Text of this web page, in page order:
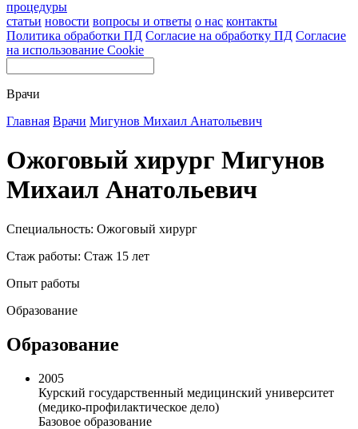
процедуры
статьи новости вопросы и ответы о нас контакты
Политика обработки ПД Согласие на обработку ПД Согласие
на использование Cookie
Врачи
Главная Врачи Мигунов Михаил Анатольевич
Ожоговый хирург Мигунов
Михаил Анатольевич
Специальность: Ожоговый хирург
Стаж работы: Стаж 15 лет
Опыт работы
Образование
Образование
2005
Курский государственный медицинский университет
(медико-профилактическое дело)
Базовое образование